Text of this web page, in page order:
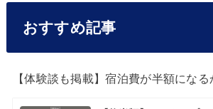
おすすめ記事
【体験談も掲載】宿泊費が半額になる